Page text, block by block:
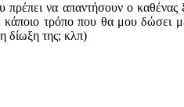
να απαντήσουν ο καθένας
τρόπο που θα μου δώσει
δίωξη της; κλπ)